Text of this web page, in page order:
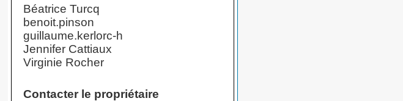
Béatrice Turcq
benoit.pinson
guillaume.kerlorc-h
Jennifer Cattiaux
Virginie Rocher
Contacter le propriétaire